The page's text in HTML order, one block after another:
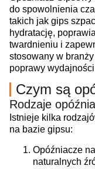
do spowolnienia
takich jak gips
hydratację,
twardnieniu i
stosowany w
poprawy
Czym są
Rodzaje
Istnieje kilka
na bazie gipsu:
Opóźniacze
naturalnych